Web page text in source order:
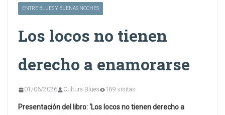
ENTRE BLUES Y BUENAS NOCHES
Los locos no tienen
derecho a enamorarse
01/06/2026 Cultura Blues 189 visitas
Presentación del libro: ‘Los locos no tienen derecho a